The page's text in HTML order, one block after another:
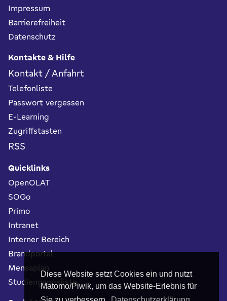
Diese Website setzt Cookies ein und nutzt
Matomo/Piwik, um das Website-Erlebnis für
Impressum
Barrierefreiheit
Datenschutz
Kontakte & Hilfe
Kontakt / Anfahrt
Telefonliste
Passwort vergessen
E-Learning
Zugriffstasten
RSS
Quicklinks
OpenOLAT
SOGo
Primo
Intranet
Interner Bereich
Brandportal
Mensaplan
Studiengangsliste